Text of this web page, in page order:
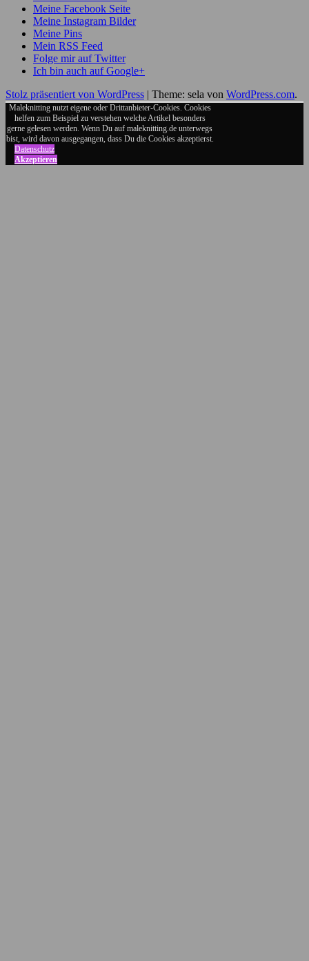
Meine Facebook Seite
Meine Instagram Bilder
Meine Pins
Mein RSS Feed
Folge mir auf Twitter
Ich bin auch auf Google+
Stolz präsentiert von WordPress | Theme: sela von WordPress.com.
Maleknitting nutzt eigene oder Drittanbieter-Cookies. Cookies
helfen zum Beispiel zu verstehen welche Artikel besonders
gerne gelesen werden. Wenn Du auf maleknitting.de unterwegs
bist, wird davon ausgegangen, dass Du die Cookies akzeptierst.
Datenschutz
Akzeptieren